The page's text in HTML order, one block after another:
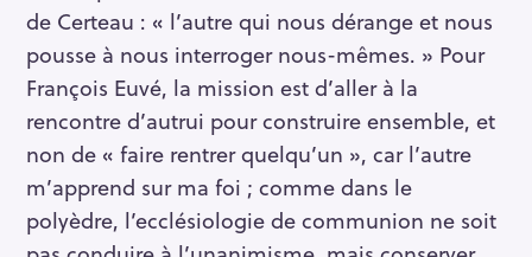
de Certeau : « l’autre qui nous dérange et nous
pousse à nous interroger nous-mêmes. » Pour
François Euvé, la mission est d’aller à la
rencontre d’autrui pour construire ensemble, et
non de « faire rentrer quelqu’un », car l’autre
m’apprend sur ma foi ; comme dans le
polyèdre, l’ecclésiologie de communion ne soit